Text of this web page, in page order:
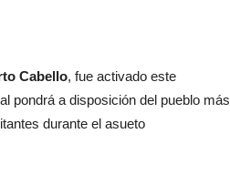
Cabello, fue activado este
pondrá a disposición del pueblo más
durante el asueto